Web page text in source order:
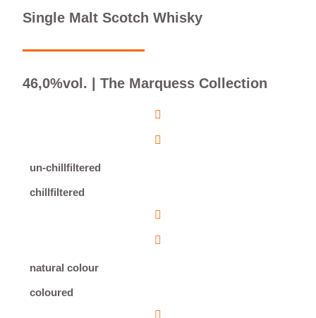
Single Malt Scotch Whisky
46,0%vol. | The Marquess Collection
un-chillfiltered
chillfiltered
natural colour
coloured